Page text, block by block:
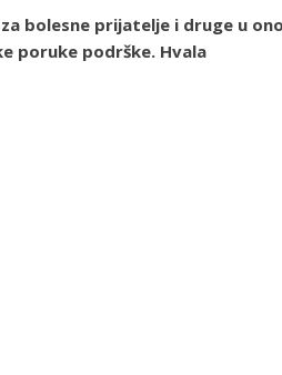
bolesne prijatelje i druge u
poruke podrške. Hvala